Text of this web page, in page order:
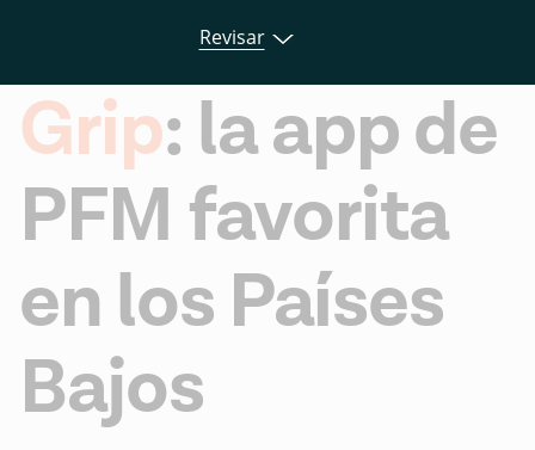
Deutschland
España
Grip: la app de
PFM favorita
en los Países
Bajos
Revisar